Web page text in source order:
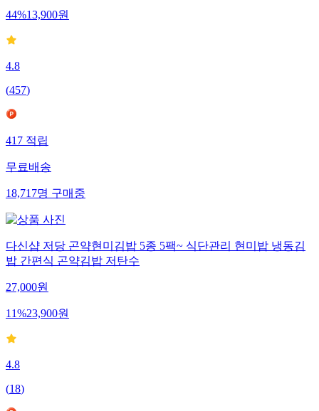
44%13,900원
4.8
(457)
417적립
무료배송
18,717명구매중
다신샵 저당 곤약현미김밥 5종 5팩~ 식단관리 현미밥 냉동김
밥 간편식 곤약김밥 저탄수
27,000원
11%23,900원
4.8
(18)